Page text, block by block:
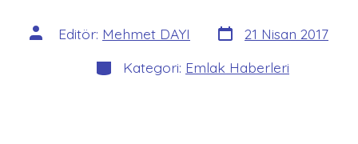
Yazının
yazarı
Editör: Mehmet DAYI Yazı
tarihi
21 Nisan 2017
Kategoriler
Kategori: Emlak Haberleri